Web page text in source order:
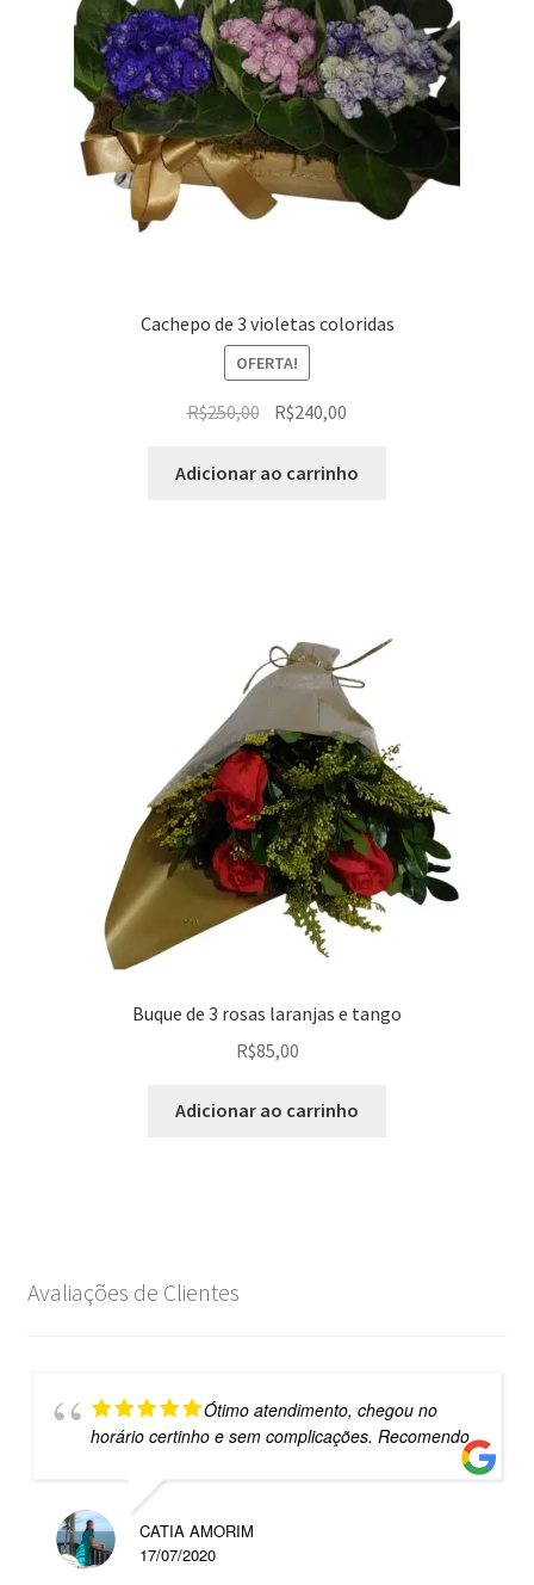
Cachepo de 3 violetas coloridas
OFERTA!
R$250,00
original
R$240,00
atual
Adicionar ao carrinho
Buque de 3 rosas laranjas e tango
R$85,00
Adicionar ao carrinho
Avaliações de Clientes
Ótimo atendimento, chegou no
horário certinho e sem complicações. Recomendo
CATIA AMORIM
17/07/2020